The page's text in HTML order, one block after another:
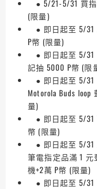
● 5/21-5/31 買指
(限量)
● 即日起至 5/31
P幣 (限量)
● 即日起至 5/31
記抽 5000 P幣 (限
● 即日起至 5/31
Motorola Buds loop
量)
● 即日起至 5/31
幣 (限量)
● 即日起至 5/31
筆電指定品滿 1 元
機+2萬 P幣 (限量)
● 即日起至 5/31